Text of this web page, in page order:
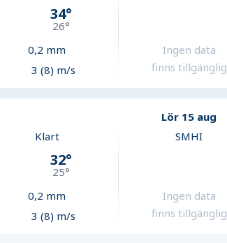
34°
26°
0,2 mm
3 (8) m/s
Ingen data
finns tillgänglig
Lör 15 aug
Klart
32°
25°
0,2 mm
3 (8) m/s
SMHI
Ingen data
finns tillgänglig